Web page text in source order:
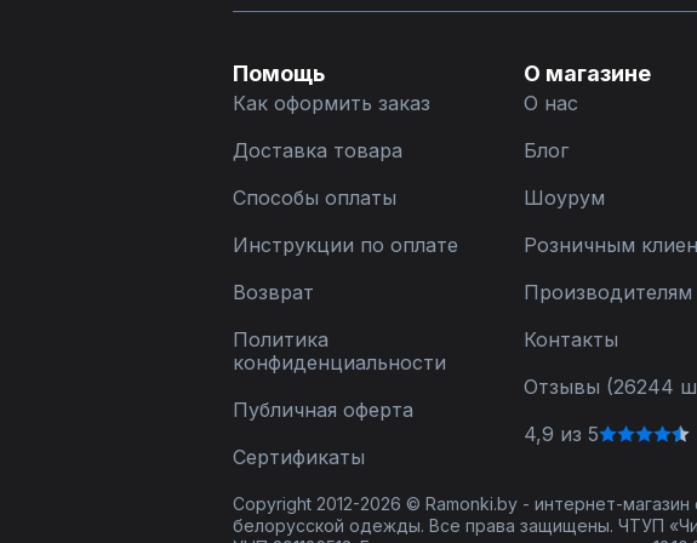
Помощь
Как оформить заказ
Доставка товара
Способы оплаты
Инструкции по оплате
Возврат
Политика
конфиденциальности
Публичная оферта
Сертификаты
О магазине
О нас
Блог
Шоурум
Розничным
Контакты
Отзывы (26244
4,9 из 5
Copyright 2012-2026 © Ramonki.by - интернет-
белорусской одежды. Все права защищены. ЧТУП